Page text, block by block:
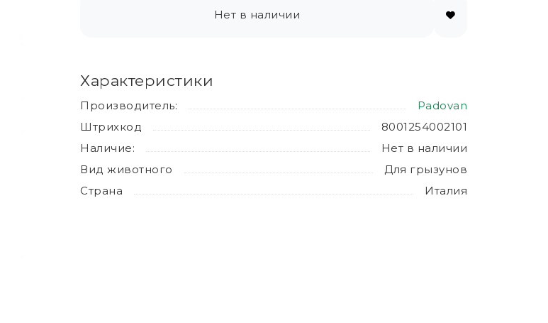
Нет в наличии
Характеристики
Производитель:
Padovan
Штрихкод
8001254002101
Наличие:
Нет в наличии
Вид животного
Для грызунов
Страна
Италия